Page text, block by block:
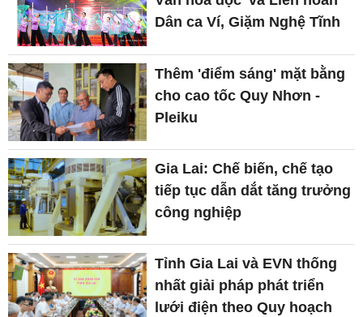
Dân ca Ví, Giặm Nghệ Tĩnh
Thêm 'điểm sáng' mặt bằng
cho cao tốc Quy Nhơn -
Pleiku
Gia Lai: Chế biến, chế tạo
tiếp tục dẫn dắt tăng trưởng
công nghiệp
Tỉnh Gia Lai và EVN thống
nhất giải pháp phát triển
lưới điện theo Quy hoạch